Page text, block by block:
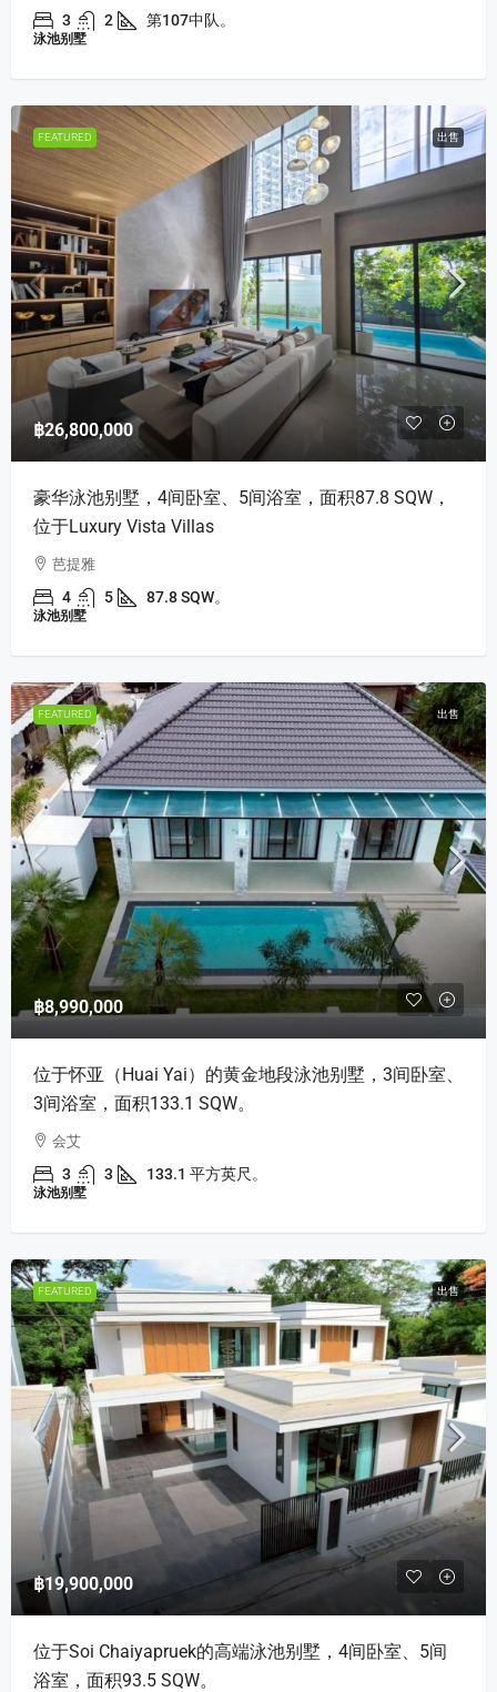
3 2 第107中队。
泳池别墅
FEATURED 出售
฿26,800,000
豪华泳池别墅，4间卧室、5间浴室，面积87.8 SQW，
位于Luxury Vista Villas
芭提雅
4 5 87.8 SQW。
泳池别墅
FEATURED 出售
฿8,990,000
位于怀亚（Huai Yai）的黄金地段泳池别墅，3间卧室、
3间浴室，面积133.1 SQW。
会艾
3 3 133.1 平方英尺。
泳池别墅
FEATURED 出售
฿19,900,000
位于Soi Chaiyapruek的高端泳池别墅，4间卧室、5间
浴室，面积93.5 SQW。